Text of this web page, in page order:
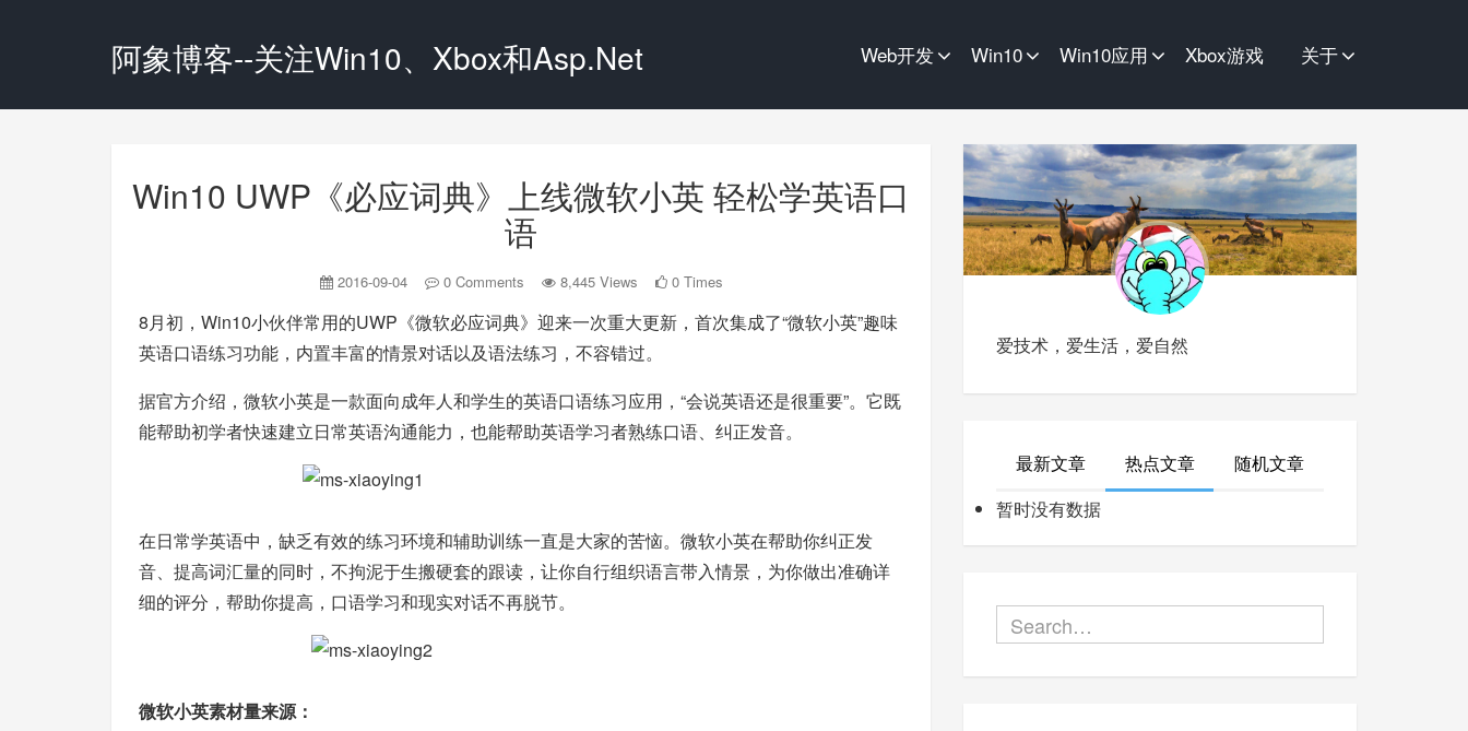
阿象博客--关注Win10、Xbox和Asp.Net Web开发 Win10 Win10应用 Xbox游戏 关于
Win10 UWP《必应词典》上线微软小英 轻松学英语口
语
2016-09-04 0 Comments 8,445 Views 0 Times
8月初，Win10小伙伴常用的UWP《微软必应词典》迎来一次重大更新，首次集成了“微软小英”趣味
英语口语练习功能，内置丰富的情景对话以及语法练习，不容错过。
据官方介绍，微软小英是一款面向成年人和学生的英语口语练习应用，“会说英语还是很重要”。它既
能帮助初学者快速建立日常英语沟通能力，也能帮助英语学习者熟练口语、纠正发音。
在日常学英语中，缺乏有效的练习环境和辅助训练一直是大家的苦恼。微软小英在帮助你纠正发
音、提高词汇量的同时，不拘泥于生搬硬套的跟读，让你自行组织语言带入情景，为你做出准确详
细的评分，帮助你提高，口语学习和现实对话不再脱节。
微软小英素材量来源：
爱技术，爱生活，爱自然
最新文章 热点文章
随机文章
暂时没有数据